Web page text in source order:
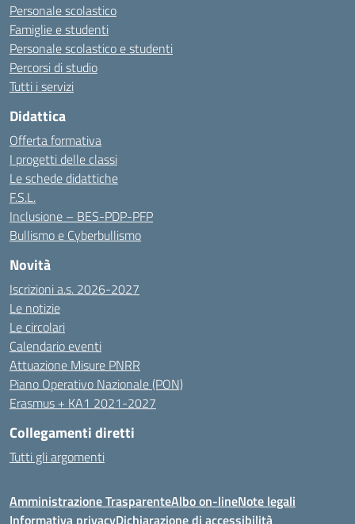
Personale scolastico
Famiglie e studenti
Personale scolastico e studenti
Percorsi di studio
Tutti i servizi
Didattica
Offerta formativa
I progetti delle classi
Le schede didattiche
F.S.L.
Inclusione – BES-PDP-PFP
Bullismo e Cyberbullismo
Novità
Iscrizioni a.s. 2026-2027
Le notizie
Le circolari
Calendario eventi
Attuazione Misure PNRR
Piano Operativo Nazionale (PON)
Erasmus + KA1 2021-2027
Collegamenti diretti
Tutti gli argomenti
Amministrazione TrasparenteAlbo on-lineNote legali
Informativa privacyDichiarazione di accessibilità